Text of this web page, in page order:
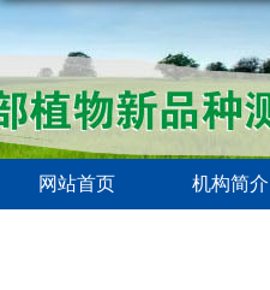
网站首页 机构简介